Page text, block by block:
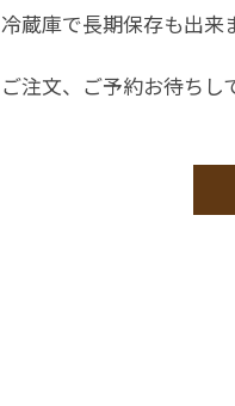
冷蔵庫で長期保存も出来
ご注文、ご予約お待ちし